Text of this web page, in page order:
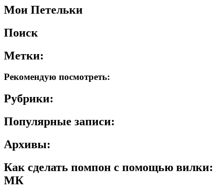
Мои Петельки
Поиск
Метки:
Рекомендую посмотреть:
Рубрики:
Популярные записи:
Архивы:
Как сделать помпон с помощью вилки:
МК